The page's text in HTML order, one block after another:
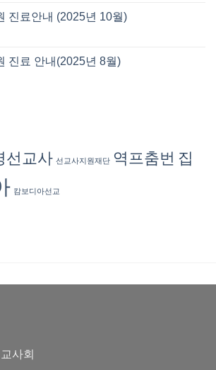
진료안내 (2025년 10월)
진료 안내(2025년 8월)
선교사 선교사지원재단 역프춤번 집
캄보디아선교
사회